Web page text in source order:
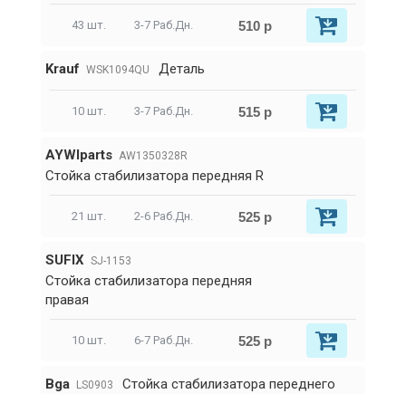
43 шт. 3-7 Раб.Дн. 510 р
Krauf WSK1094QU Деталь
10 шт. 3-7 Раб.Дн. 515 р
AYWIparts AW1350328R
Стойка стабилизатора передняя R
21 шт. 2-6 Раб.Дн. 525 р
SUFIX SJ-1153
Стойка стабилизатора передняя
правая
10 шт. 6-7 Раб.Дн. 525 р
Bga LS0903
Стойка стабилизатора переднего